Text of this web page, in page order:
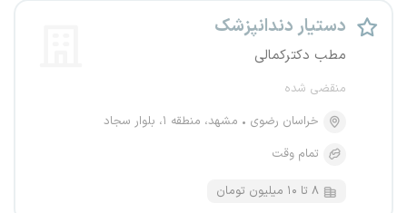
دستیار دندانپزشک
مطب دکترکمالی
منقضی شده
خراسان رضوی
مشهد، منطقه ۱، بلوار سجاد
تمام وقت
۸ تا ۱۰ میلیون تومان